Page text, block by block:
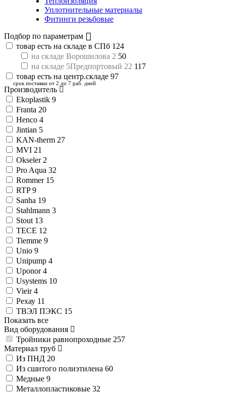
Уплотнительные материалы
Фитинги резьбовые
Подбор по параметрам
товар есть на складе в СПб 124
на складе Ворошилова 2 50
на складе 5Предпортовый 22 117
товар есть на центр.складе 97
срок поставки от 2 до 7 раб. дней
Производитель
Ekoplastik 9
Franta 20
Henco 4
Jintian 5
KAN-therm 27
MVI 21
Okseler 2
Pro Aqua 32
Rommer 15
RTP9
Sanha 19
Stahlmann 3
Stout 13
TECE 12
Tiemme 9
Unio 9
Unipump 4
Uponor4
Usystems 10
Vieir4
Рехау 11
ТВЭЛ ПЭКС 15
Показать все
Вид оборудования
Тройники равнопроходные 257
Материал труб
Из ПНД 20
Из сшитого полиэтилена 60
Медные 9
Металлопластиковые 32